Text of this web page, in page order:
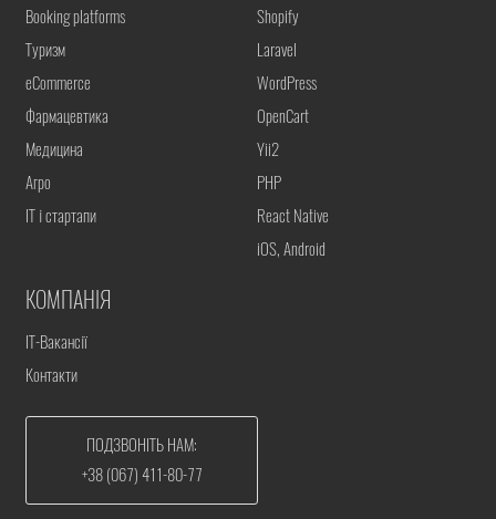
Booking platforms
Туризм
eCommerce
Фармацевтика
Медицина
Агро
IT і стартапи
Shopify
Laravel
WordPress
OpenCart
Yii2
PHP
React Native
iOS, Android
КОМПАНІЯ
IT-Вакансії
Контакти
ПОДЗВОНІТЬ НАМ:
+38 (067) 411-80-77